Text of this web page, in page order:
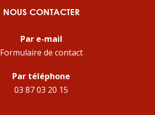
NOUS CONTACTER
Par e-mail
Formulaire de contact
Par téléphone
03 87 03 20 15